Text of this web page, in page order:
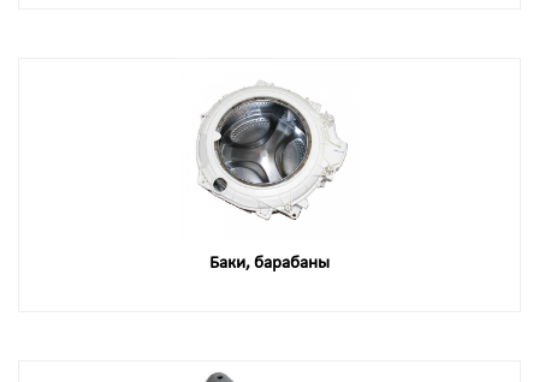
Баки, барабаны